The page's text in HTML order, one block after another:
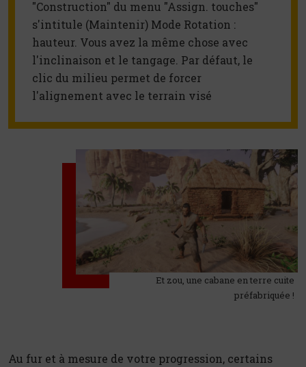
"Construction" du menu "Assign. touches"
s'intitule (Maintenir) Mode Rotation :
hauteur. Vous avez la même chose avec
l'inclinaison et le tangage. Par défaut, le
clic du milieu permet de forcer
l'alignement avec le terrain visé
Et zou, une cabane en terre cuite
préfabriquée !
Au fur et à mesure de votre progression, certains